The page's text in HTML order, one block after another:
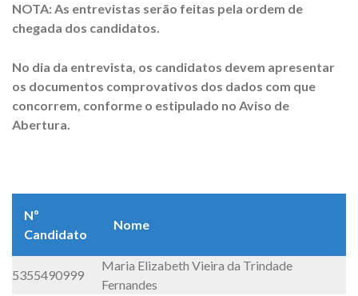
NOTA: As entrevistas serão feitas pela ordem de
chegada dos candidatos.
No dia da entrevista, os candidatos devem apresentar
os documentos comprovativos dos dados com que
concorrem, conforme o estipulado no Aviso de
Abertura.
Nº
Candidato
Nome
5355490999
Maria Elizabeth Vieira da Trindade
Fernandes